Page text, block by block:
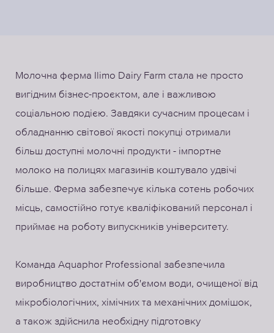
Молочна ферма Ilimo Dairy Farm стала не просто
вигідним бізнес-проєктом, але і важливою
соціальною подією. Завдяки сучасним процесам і
обладнанню світової якості покупці отримали
більш доступні молочні продукти - імпортне
молоко на полицях магазинів коштувало удвічі
більше. Ферма забезпечує кілька сотень робочих
місць, самостійно готує кваліфікований персонал і
приймає на роботу випускників університету.
Команда Aquaphor Professional забезпечила
виробництво достатнім об'ємом води, очищеної від
мікробіологічних, хімічних та механічних домішок,
а також здійснила необхідну підготовку